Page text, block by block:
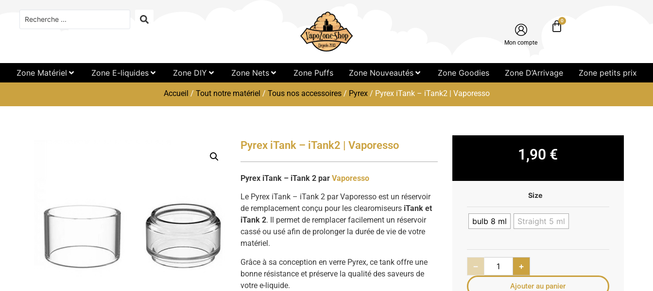
Mon compte
0
Zone Matériel Zone E-liquides Zone DIY Zone Nets Zone Puffs Zone Nouveautés Zone Goodies Zone D’Arrivage Zone petits prix
Accueil / Tout notre matériel / Tous nos accessoires/ Pyrex/ Pyrex iTank – iTank2 | Vaporesso
Pyrex iTank – iTank2 | Vaporesso
Pyrex iTank – iTank 2 parVaporesso
Le Pyrex iTank – iTank 2 par Vaporesso est un réservoir
de remplacement conçu pour les clearomiseurs iTank et
iTank 2. Il permet de remplacer facilement un réservoir
cassé ou usé afin de prolonger la durée de vie de votre
matériel.
Grâce à sa conception en verre Pyrex, ce tank offre une
bonne résistance et préserve la qualité des saveurs de
votre e-liquide.
1,90 €
Size
bulb 8 ml Straight 5 ml
− +
Ajouter au panier